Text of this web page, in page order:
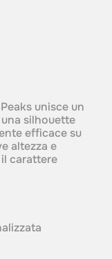
unisce un
silhouette
efficace su
altezza e
carattere